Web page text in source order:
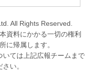
All Rights Reserved.
料にかかる一切の権利
に帰属します。
ては上記広報チームまで
い。